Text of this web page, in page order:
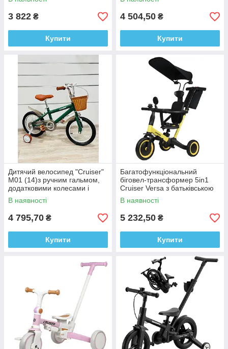
3 822 ₴
Купити
4 504,50 ₴
Купити
Дитячий велосипед "Cruiser"
M01 (14)з ручним гальмом,
додатковими колесами і
кошиком.
В наявності
4 795,70 ₴
Купити
Багатофункціональний
біговел-трансформер 5in1
Cruiser Versa з батьківською
ручкою, козирком і захисним
бортиком, від 1 року.
В наявності
5 232,50 ₴
Купити